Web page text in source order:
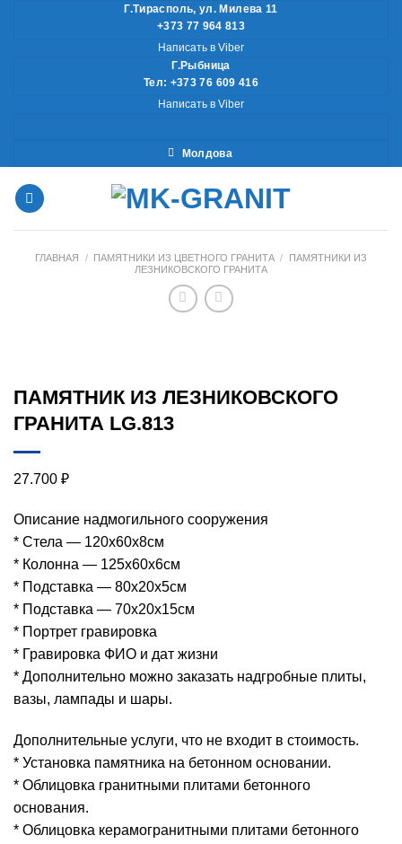
Г.Тирасполь, ул. Милева 11
+373 77 964 813
Написать в Viber
Г.Рыбница
Тел: +373 76 609 416
Написать в Viber
Молдова
ГЛАВНАЯ / ПАМЯТНИКИ ИЗ ЦВЕТНОГО ГРАНИТА /
ПАМЯТНИКИ ИЗ
ЛЕЗНИКОВСКОГО ГРАНИТА
ПАМЯТНИК ИЗ ЛЕЗНИКОВСКОГО
ГРАНИТА LG.813
27.700 ₽
Описание надмогильного сооружения
* Стела — 120х60х8см
* Колонна — 125х60х6см
* Подставка — 80х20х5см
* Подставка — 70х20х15см
* Портрет гравировка
* Гравировка ФИО и дат жизни
* Дополнительно можно заказать надгробные плиты,
вазы, лампады и шары.
Дополнительные услуги, что не входит в стоимость.
* Установка памятника на бетонном основании.
* Облицовка гранитными плитами бетонного
основания.
* Облицовка керамогранитными плитами бетонного